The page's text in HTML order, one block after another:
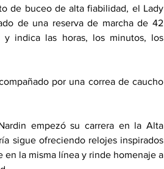
de buceo de alta fiabilidad, el Lady
de una reserva de marcha de 42
y indica las horas, los minutos, los
por una correa de caucho
empezó su carrera en la Alta
sigue ofreciendo relojes inspirados
en la misma línea y rinde homenaje a